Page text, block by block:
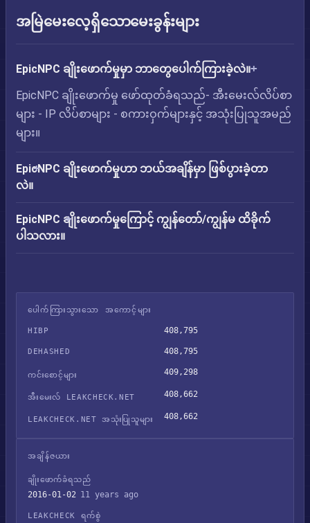
အမြဲမေးလေ့ရှိသောမေးခွန်းများ
EpicNPC ချိုးဖောက်မှုမှာ ဘာတွေပေါက်ကြားခဲ့လဲ။
EpicNPC ချိုးဖောက်မှု ဖော်ထုတ်ခံရသည်- အီးမေးလ်လိပ်စာ
များ - IP လိပ်စာများ - စကားဝှက်များနှင့် အသုံးပြုသူအမည်
များ။
EpicNPC ချိုးဖောက်မှုဟာ ဘယ်အချိန်မှာ ဖြစ်ပွားခဲ့တာ
လဲ။
EpicNPC ချိုးဖောက်မှုကြောင့် ကျွန်တော်/ကျွန်မ ထိခိုက်
ပါသလား။
ပေါက်ကြားသွားသော အကောင့်များ
HIBP 408,795
DEHASHED 408,795
ကင်းစောင့်များ 409,298
အီးမေးလ် LEAKCHECK.NET 408,662
LEAKCHECK.NET အသုံးပြုသူများ 408,662
အချိန်ဇယား
ချိုးဖောက်ခံရသည်
2016-01-02 11 years ago
LEAKCHECK ရက်စွဲ